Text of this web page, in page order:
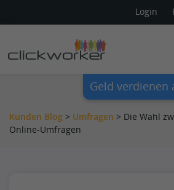
Login
Geld verdienen
Kunden Blog > Umfragen > Die Wahl
Online-Umfragen